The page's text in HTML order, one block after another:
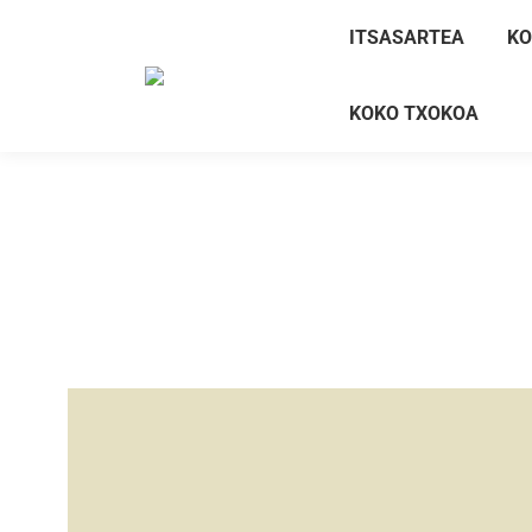
ITSASARTEA
KOKO TXOKOA